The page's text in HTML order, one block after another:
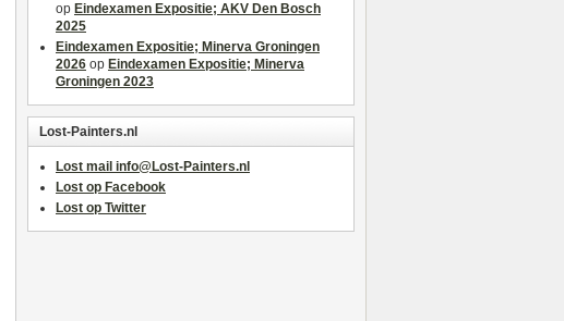
op Eindexamen Expositie; AKV Den Bosch
2025
Eindexamen Expositie; Minerva Groningen
2026 op Eindexamen Expositie; Minerva
Groningen 2023
Lost-Painters.nl
Lost mail info@Lost-Painters.nl
Lost op Facebook
Lost op Twitter